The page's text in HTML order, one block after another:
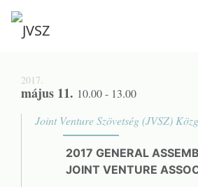
2017.
május 11. 10.00 - 13.00
Joint Venture Szövetség (JVSZ)
2017 GENERAL
JOINT VENTURE